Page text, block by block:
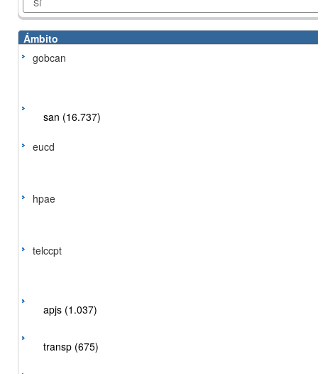
Ámbito
gobcan
san (16.737)
eucd
hpae
telccpt
apjs (1.037)
transp (675)